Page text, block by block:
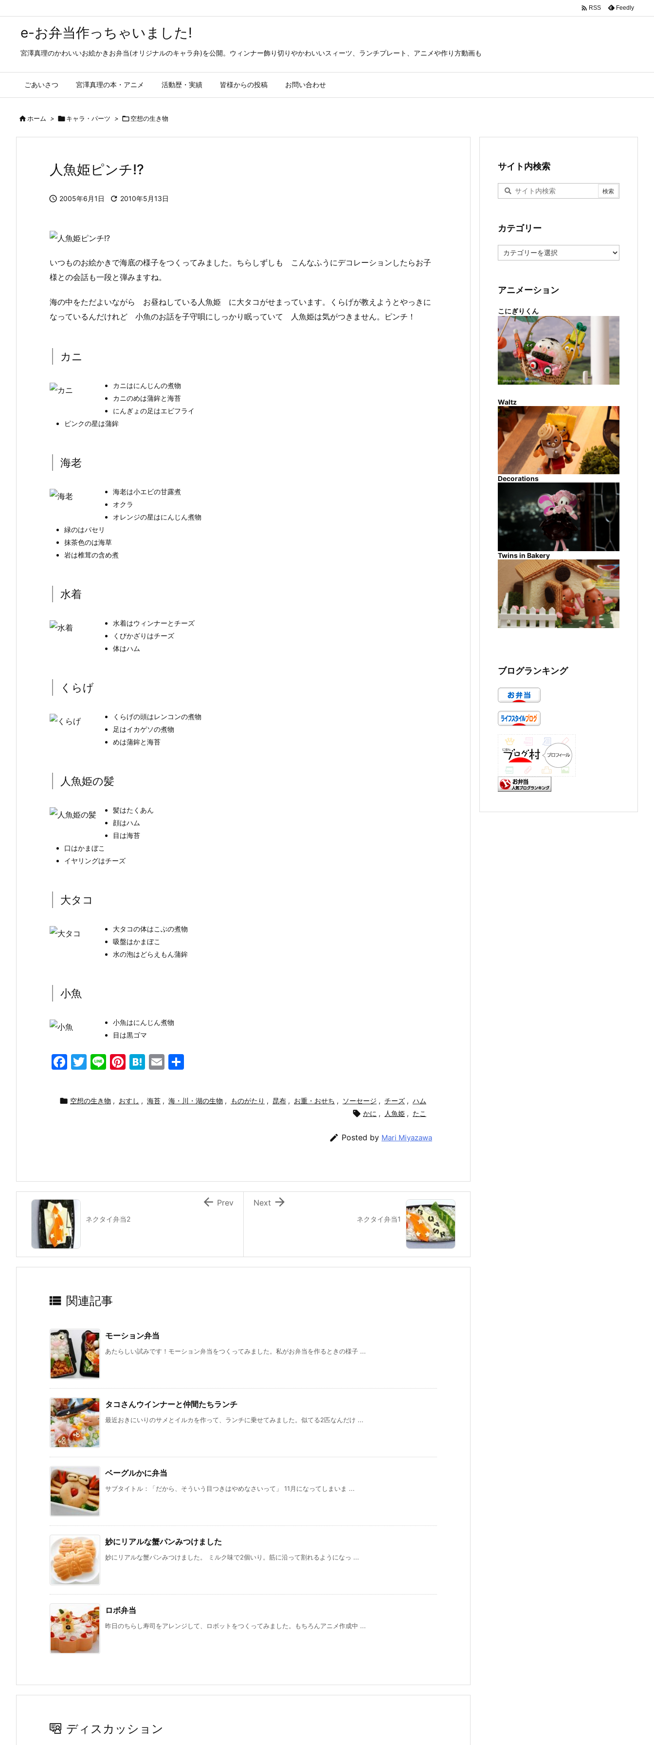
e-お弁当作っちゃいました!
宮澤真理のかわいいお絵かきお弁当(オリジナルのキャラ弁)を公開。ウィンナー飾り切りやかわいいスィーツ、ランチプレート、アニメや作り方動画も
ごあいさつ 宮澤真理の本・アニメ 活動歴・実績 皆様からの投稿 お問い合わせ
 RSS Feedly
ホーム > キャラ・パーツ > 空想の生き物
人魚姫ピンチ!?
 2005年6月1日  2010年5月13日
いつものお絵かきで海底の様子をつくってみました。ちらしずしも こんなふうにデコレーションしたらお子
様との会話も一段と弾みますね。
海の中をただよいながら お昼ねしている人魚姫 に大タコがせまっています。くらげが教えようとやっきに
なっているんだけれど 小魚のお話を子守唄にしっかり眠っていて 人魚姫は気がつきません。ピンチ！
カニ
カニはにんじんの煮物
カニのめは蒲鉾と海苔
にんぎょの足はエビフライ
ピンクの星は蒲鉾
海老
海老は小エビの甘露煮
オクラ
オレンジの星はにんじん煮物
緑のはパセリ
抹茶色のは海草
岩は椎茸の含め煮
水着
水着はウィンナーとチーズ
くびかざりはチーズ
体はハム
くらげ
くらげの頭はレンコンの煮物
足はイカゲソの煮物
めは蒲鉾と海苔
人魚姫の髪
髪はたくあん
顔はハム
目は海苔
口はかまぼこ
イヤリングはチーズ
大タコ
大タコの体はこぶの煮物
吸盤はかまぼこ
水の泡はどらえもん蒲鉾
小魚
小魚はにんじん煮物
目は黒ゴマ
F
c
e
T
itt
er
Li
e
Pi
er
e
H
e
n
E
ai
 空想の生き物 , おすし , 海苔 , 海・川・湖の生物 , ものがたり , 昆布 , お重・おせち , ソーセージ , チーズ , ハム
 かに , 人魚姫 , たこ
 Posted by Mari Miyazawa
ネクタイ弁当1

Next
ネクタイ弁当2
 Prev
 関連記事
モーション弁当
あたらしい試みです！モーション弁当をつくってみました。私がお弁当を作るときの様子 ...
タコさんウインナーと仲間たちランチ
最近おきにいりのサメとイルカを作って、ランチに乗せてみました。似てる2匹なんだけ ...
ベーグルかに弁当
サブタイトル：「だから、そういう目つきはやめなさいって」 11月になってしまいま ...
妙にリアルな蟹パンみつけました
妙にリアルな蟹パンみつけました。 ミルク味で2個いり。筋に沿って割れるようになっ ...
ロボ弁当
昨日のちらし寿司をアレンジして、ロボットをつくってみました。もちろんアニメ作成中 ...
ディスカッション
サイト内検索
カテゴリー
テ
ー
アニメーション
こにぎりくん
Waltz
Decorations
Twins in Bakery
ブログランキング